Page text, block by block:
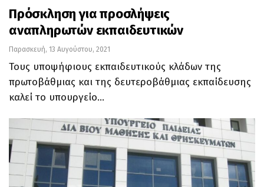
Πρόσκληση για προσλήψεις
αναπληρωτών εκπαιδευτικών
Παρασκευή, 13 Αυγούστου, 2021
Τους υποψήφιους εκπαιδευτικούς κλάδων της
πρωτοβάθμιας και της δευτεροβάθμιας εκπαίδευσης
καλεί το υπουργείο…